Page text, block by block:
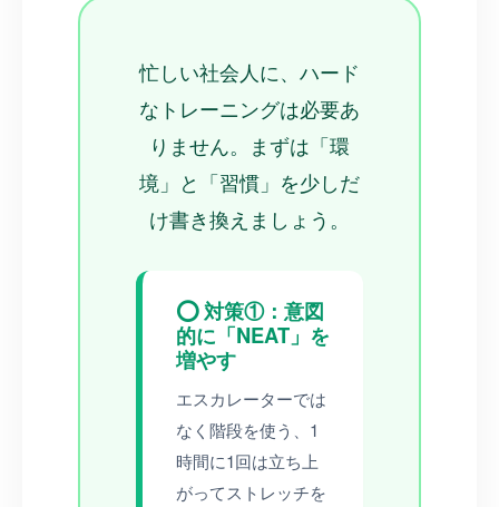
忙しい社会人に、ハード
なトレーニングは必要あ
りません。まずは「環
境」と「習慣」を少しだ
け書き換えましょう。
⭕ 対策①：意図
的に「NEAT」を
増やす
エスカレーターでは
なく階段を使う、1
時間に1回は立ち上
がってストレッチを